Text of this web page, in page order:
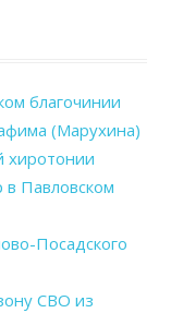
благочинии
(Марухина)
хиротонии
Павловском
Посадского
СВО из